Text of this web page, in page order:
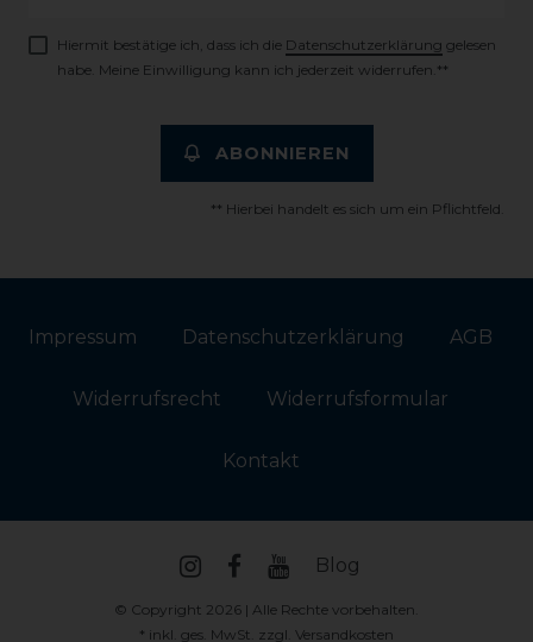
Hiermit bestätige ich, dass ich die Daten­schutz­erklärung gelesen
habe. Meine Einwilligung kann ich jederzeit widerrufen.**
ABONNIEREN
** Hierbei handelt es sich um ein Pflichtfeld.
Impressum Daten­schutz­erklärung AGB
Widerrufs­recht Widerrufs­formular
Kontakt
Blog
© Copyright 2026 | Alle Rechte vorbehalten.
* inkl. ges. MwSt. zzgl. Versandkosten